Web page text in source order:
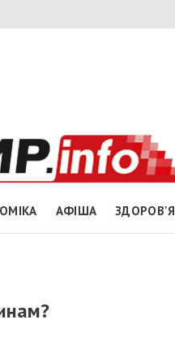
АФІША ЗДОРОВ'Я